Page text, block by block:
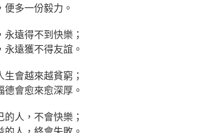
便多一份毅力。
永遠得不到快樂；
永遠獲不得友誼。
生會越來越貧窮；
德會愈來愈深厚。
的人，不會快樂；